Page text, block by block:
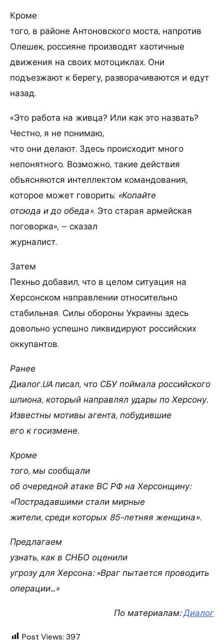
Кроме
того, в районе Антоновского моста, напротив
Олешек, россияне производят хаотичные
движения на своих мотоциклах. Они
подъезжают к берегу, разворачиваются и едут
назад.
«Это работа на живца? Или как это назвать?
Честно, я не понимаю,
что они делают. Здесь происходит много
непонятного. Возможно, такие действия
объясняются интеллектом командования,
которое может говорить: «Копайте
отсюда и до обеда». Это старая армейская
поговорка», – сказал
журналист.
Затем
Пехньо добавил, что в целом ситуация на
Херсонском направлении относительно
стабильная. Силы обороны Украины здесь
довольно успешно ликвидируют российских
оккупантов.
Ранее
Диалог.UA писал, что СБУ поймала российского
шпиона, который направлял удары по Херсону.
Известны мотивы агента, побудившие
его к госизмене.
Кроме
того, мы сообщали
об очередной атаке ВС РФ на Херсонщину:
«Пострадавшими стали мирные
жители, среди которых 85-летняя женщина».
Предлагаем
узнать, как в СНБО оценили
угрозу для Херсона: «Враг пытается проводить
операции…»
По материалам:Диалог
Post Views: 397